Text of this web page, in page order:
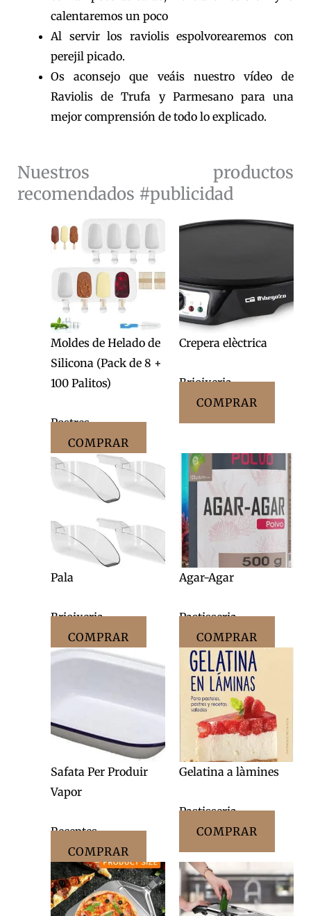
calentaremos un poco
Al servir los raviolis espolvorearemos con
perejil picado.
Os aconsejo que veáis nuestro vídeo de
Raviolis de Trufa y Parmesano para una
mejor comprensión de todo lo explicado.
Nuestros productos
recomendados #publicidad
Moldes de Helado de
Silicona (Pack de 8 +
100 Palitos)
Postres
COMPRAR
Crepera elèctrica
Brioixeria
COMPRAR
Pala
Brioixeria
COMPRAR
Agar-Agar
Pastisseria
COMPRAR
Safata Per Produir
Vapor
Receptes
COMPRAR
Gelatina a làmines
Pastisseria
COMPRAR